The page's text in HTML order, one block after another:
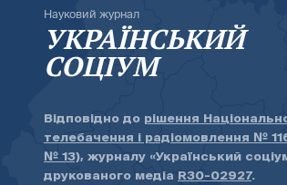
Науковий журнал
УКРАЇНСЬКИЙ
СОЦІУМ
Відповідно до рішення
телебачення і радіомовлення №
№ 13), журналу «Український
друкованого медіа R30-02927.